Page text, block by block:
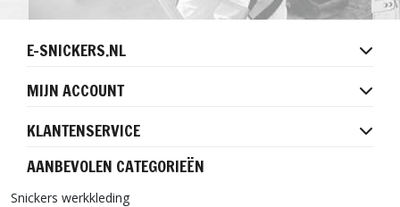
E-SNICKERS.NL
MIJN ACCOUNT
KLANTENSERVICE
AANBEVOLEN CATEGORIEËN
Snickers werkkleding